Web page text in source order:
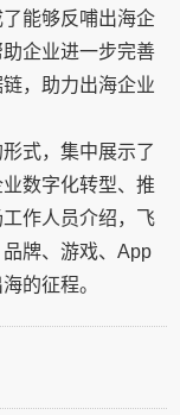
能够反哺出海企
企业进一步完善
，助力出海企业
式，集中展示了
数字化转型、推
作人员介绍，飞
牌、游戏、App
的征程。